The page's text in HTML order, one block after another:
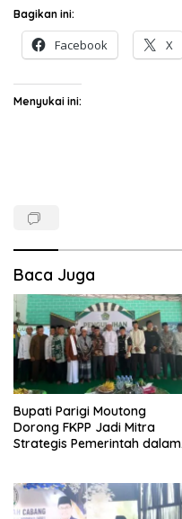
Bagikan ini:
Facebook X
Menyukai ini:
Baca Juga
Bupati Parigi Moutong
Dorong FKPP Jadi Mitra
Strategis Pemerintah dalam